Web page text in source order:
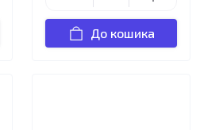
До кошика